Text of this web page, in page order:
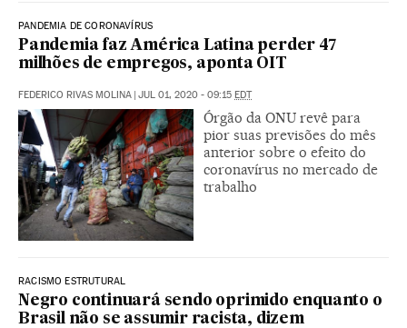
PANDEMIA DE CORONAVÍRUS
Pandemia faz América Latina perder 47
milhões de empregos, aponta OIT
FEDERICO RIVAS MOLINA | JUL 01, 2020 - 09:15 EDT
Órgão da ONU revê para
pior suas previsões do mês
anterior sobre o efeito do
coronavírus no mercado de
trabalho
RACISMO ESTRUTURAL
Negro continuará sendo oprimido enquanto o
Brasil não se assumir racista, dizem